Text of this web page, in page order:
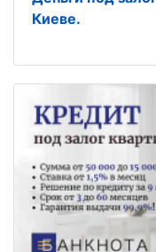
Киеве.